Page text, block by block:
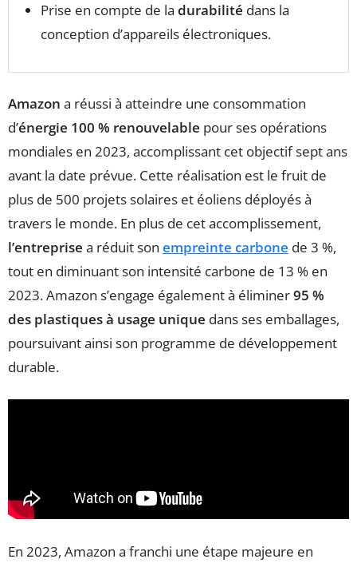
Prise en compte de la durabilité dans la
conception d’appareils électroniques.
Amazon a réussi à atteindre une consommation
d’énergie 100 % renouvelable pour ses opérations
mondiales en 2023, accomplissant cet objectif sept ans
avant la date prévue. Cette réalisation est le fruit de
plus de 500 projets solaires et éoliens déployés à
travers le monde. En plus de cet accomplissement,
l’entreprise a réduit son empreinte carbone de 3 %,
tout en diminuant son intensité carbone de 13 % en
2023. Amazon s’engage également à éliminer95 %
des plastiques à usage unique dans ses emballages,
poursuivant ainsi son programme de développement
durable.
En 2023, Amazon a franchi une étape majeure en